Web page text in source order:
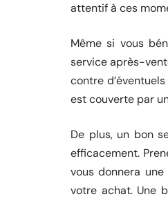
attentif à ces
Même si vous
service après-
contre
est couverte par
De plus, un bon
efficacement.
vous donnera
votre achat. Une